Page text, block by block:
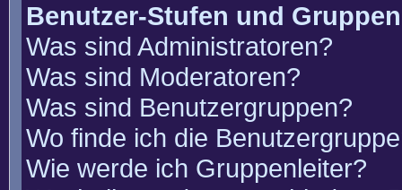
Benutzer-Stufen und Gruppen
Was sind Administratoren?
Was sind Moderatoren?
Was sind Benutzergruppen?
Wo finde ich die
Wie werde ich Gruppenleiter?